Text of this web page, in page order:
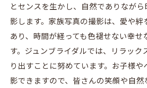
とセンスを生かし、自然でありなが
影します。家族写真の撮影は、愛や絆
あり、時間が経っても色褪せない幸せ
す。ジュンブライダルでは、リラック
り出すことに努めています。お子様
影できますので、皆さんの笑顔や自